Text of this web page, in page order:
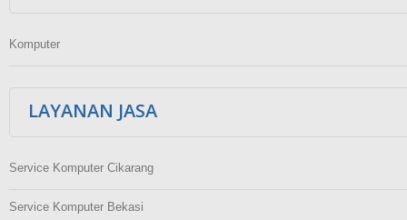
Komputer
LAYANAN JASA
Service Komputer Cikarang
Service Komputer Bekasi